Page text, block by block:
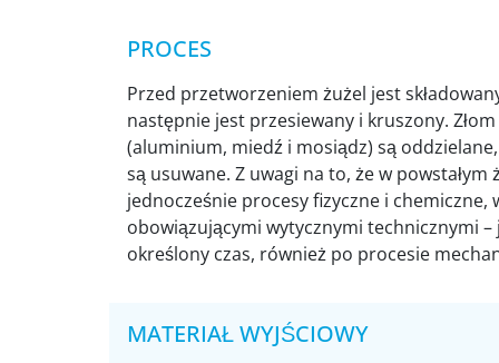
PROCES
Przed przetworzeniem żużel jest
następnie jest przesiewany i kruszony.
(aluminium, miedź i mosiądz) są
są usuwane. Z uwagi na to, że w powstałym
jednocześnie procesy fizyczne i chemiczne,
obowiązującymi wytycznymi technicznymi –
określony czas, również po procesie
MATERIAŁ WYJŚCIOWY